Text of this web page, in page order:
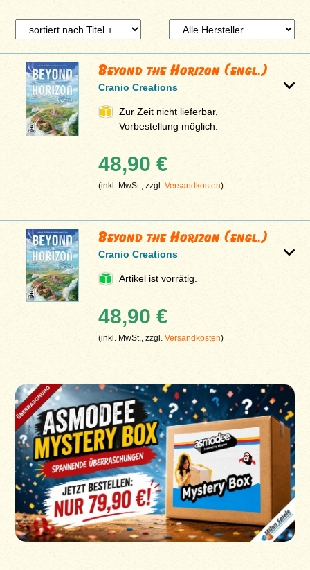
Beyond the Horizon (engl.)
Cranio Creations
Zur Zeit nicht lieferbar,
Vorbestellung möglich.
48,90 €
(inkl. MwSt., zzgl.Versandkosten)
Beyond the Horizon (engl.)
Cranio Creations
Artikel ist vorrätig.
48,90 €
(inkl. MwSt., zzgl.Versandkosten)